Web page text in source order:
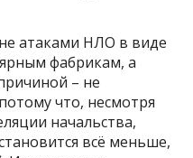
атаками НЛО в виде
фабрикам, а
– не
что, несмотря
начальства,
всё меньше,